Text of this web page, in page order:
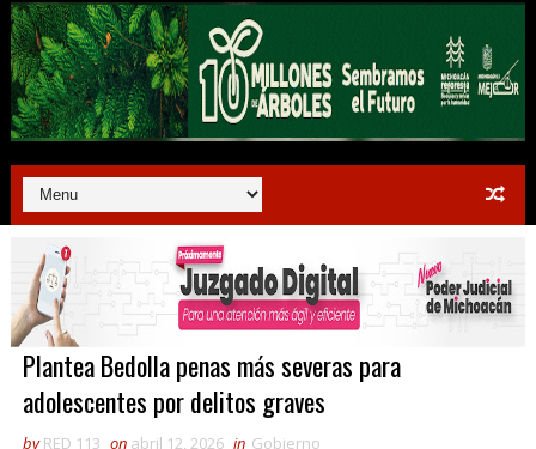
Plantea Bedolla penas más severas para
adolescentes por delitos graves
by RED 113 on abril 12, 2026 in Gobierno